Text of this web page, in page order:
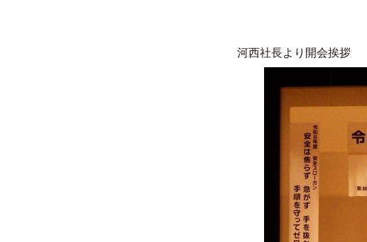
河西社長より開会挨拶